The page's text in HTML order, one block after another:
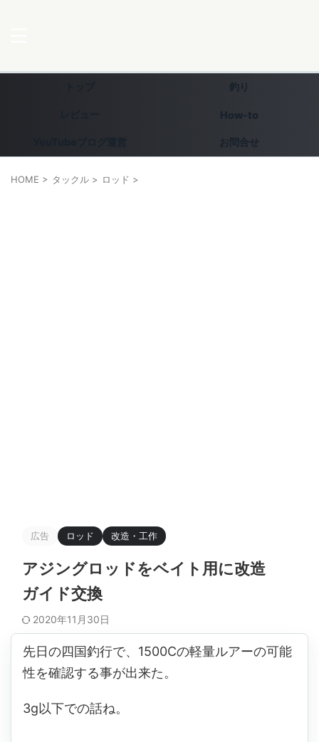
釣り
How-to
お問合せ
HOME > タックル > ロッド >
広告 ロッド 改造・工作
アジングロッドをベイト用に改造
ガイド交換
2020年11月30日
先日の四国釣行で、1500Cの軽量ルアーの可能
性を確認する事が出来た。
3g以下での話ね。